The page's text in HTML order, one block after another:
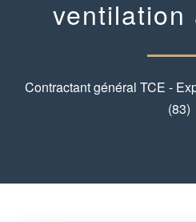
ventilation
Contractant général TCE -
(83)